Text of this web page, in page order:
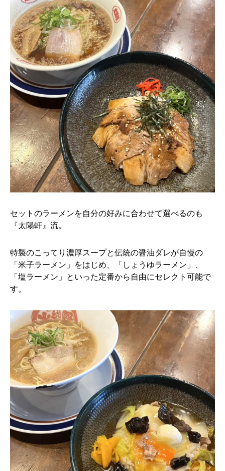
セットのラーメンを自分の好みに合わせて選べるのも
『太陽軒』流。
特製のこってり濃厚スープと伝統の醤油ダレが自慢の
「米子ラーメン」をはじめ、「しょうゆラーメン」、
「塩ラーメン」といった定番から自由にセレクト可能で
す。